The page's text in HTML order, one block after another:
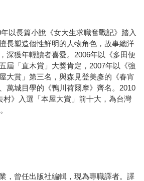
以長篇小說《女大生求職奮戰記》踏入
長塑造個性鮮明的人物角色，故事總洋
深獲年輕讀者喜愛。2006年以《多田便
屆「直木賞」大獎肯定，2007年以《強
大賞」第三名，與森見登美彥的《春宵
萬城目學的《鴨川荷爾摩》齊名。2010
村》入選「本屋大賞」前十大，為台灣
，曾任出版社編輯，現為專職譯者。譯